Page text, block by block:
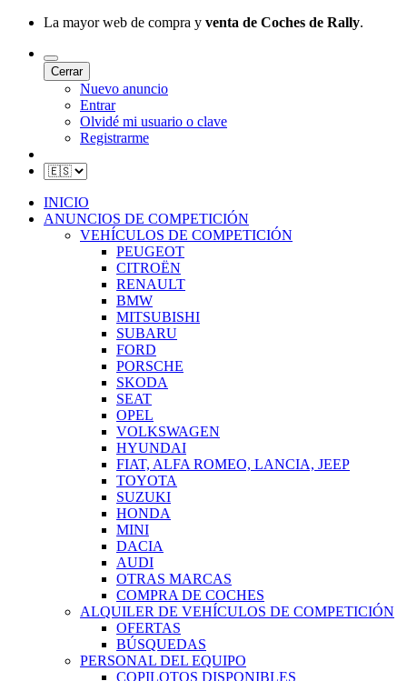
La mayor web de compra y venta de Coches de Rally.
Cerrar
Nuevo anuncio
Entrar
Olvidé mi usuario o clave
Registrarme
INICIO
ANUNCIOS DE COMPETICIÓN
VEHÍCULOS DE COMPETICIÓN
PEUGEOT
CITROËN
RENAULT
BMW
MITSUBISHI
SUBARU
FORD
PORSCHE
SKODA
SEAT
OPEL
VOLKSWAGEN
HYUNDAI
FIAT, ALFA ROMEO, LANCIA, JEEP
TOYOTA
SUZUKI
HONDA
MINI
DACIA
AUDI
OTRAS MARCAS
COMPRA DE COCHES
ALQUILER DE VEHÍCULOS DE COMPETICIÓN
OFERTAS
BÚSQUEDAS
PERSONAL DEL EQUIPO
COPILOTOS DISPONIBLES